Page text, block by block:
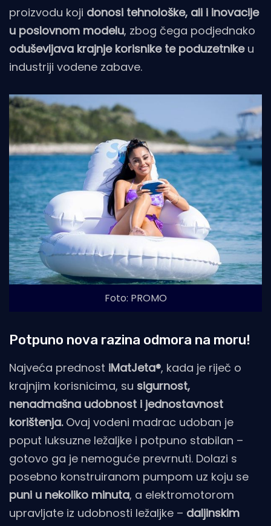
proizvodu koji donosi tehnološke, ali i inovacije
u poslovnom modelu, zbog čega podjednako
oduševljava krajnje korisnike te poduzetnikeu
industriji vodene zabave.
Foto: PROMO
Potpuno nova razina odmora na moru!
Najveća prednost iMatJeta®, kada je riječ o
krajnjim korisnicima, su sigurnost,
nenadmašna udobnost i jednostavnost
korištenja.Ovaj vodeni madrac udoban je
poput luksuzne ležaljke i potpuno stabilan –
gotovo ga je nemoguće prevrnuti. Dolazi s
posebno konstruiranom pumpom uz koju se
puni u nekoliko minuta, a elektromotorom
upravljate iz udobnosti ležaljke – daljinskim